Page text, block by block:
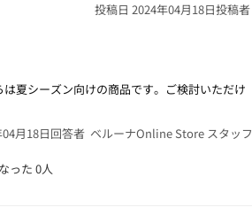
投稿者
投稿日 2024年04月18日
夏シーズン向けの商品です。ご検討いただけ
回答者 ベルーナOnline Store スタッフ
月18日
った 0人